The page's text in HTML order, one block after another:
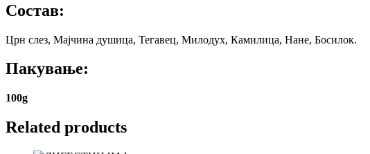
Состав:
Црн слез, Мајчина душица, Тегавец, Милодух, Камилица, Нане, Босилок.
Пакување:
100g
Related products